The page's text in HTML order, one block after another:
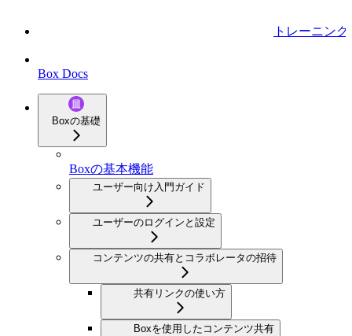
トレーニング
Box Docs
Boxの基礎
Boxの基本機能
ユーザー向け入門ガイド
ユーザーのログインと設定
コンテンツの共有とコラボレータの招待
共有リンクの使い方
Boxを使用したコンテンツ共有